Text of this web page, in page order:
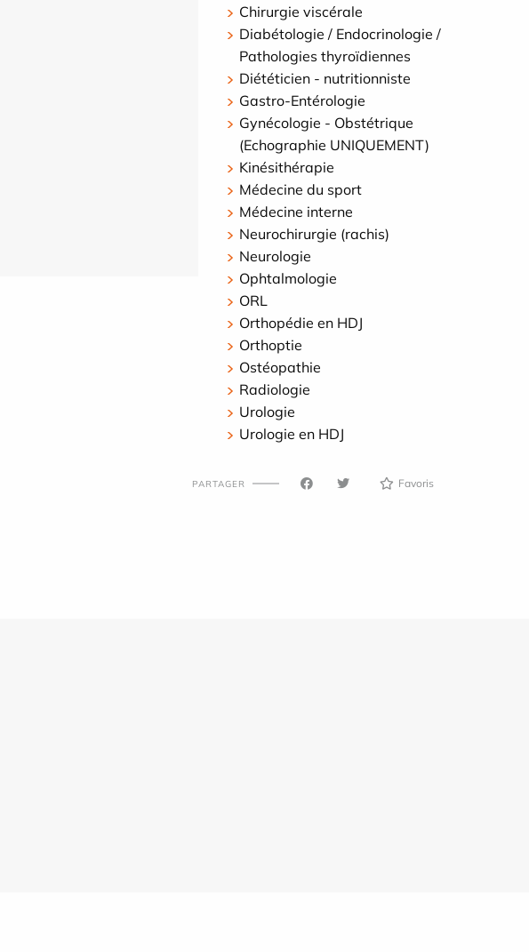
Chirurgie viscérale
Diabétologie / Endocrinologie /
Pathologies thyroïdiennes
Diététicien - nutritionniste
Gastro-Entérologie
Gynécologie - Obstétrique
(Echographie UNIQUEMENT)
Kinésithérapie
Médecine du sport
Médecine interne
Neurochirurgie (rachis)
Neurologie
Ophtalmologie
ORL
Orthopédie en HDJ
Orthoptie
Ostéopathie
Radiologie
Urologie
Urologie en HDJ
PARTAGER Favoris